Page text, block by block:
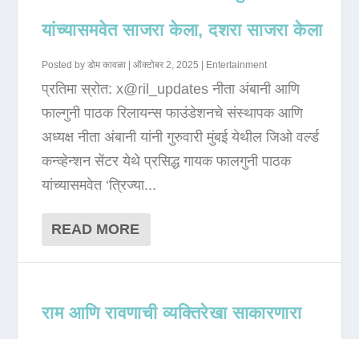
यांच्यासमवेत साजरा केला, दशरा साजरा केला
Posted byडोम कावळा |ऑक्टोबर 2, 2025 Entertainment
प्रतिमा स्रोत: x@ril_updates नीता अंबानी आणि
फाल्गुनी पाठक रिलायन्स फाउंडेशनचे संस्थापक आणि
अध्यक्ष नीता अंबानी यांनी गुरुवारी मुंबई येथील जिओ वर्ल्ड
कन्व्हेन्शन सेंटर येथे प्रसिद्ध गायक फालगुनी पाठक
यांच्यासमवेत ‘त्रिज्या...
READ MORE
राम आणि रावणाची व्यक्तिरेखा साकारणारा